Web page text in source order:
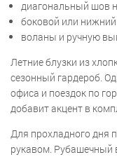
диагональный шов
боковой или нижний
воланы и ручную
Летние блузки из
сезонный гардероб.
офиса и поездок по
добавит акцент в
Для прохладного дня
рукавом. Рубашечный